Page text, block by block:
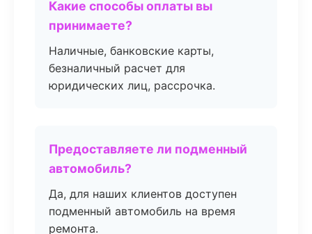
Какие способы оплаты вы
принимаете?
Наличные, банковские карты,
безналичный расчет для
юридических лиц, рассрочка.
Предоставляете ли подменный
автомобиль?
Да, для наших клиентов доступен
подменный автомобиль на время
ремонта.